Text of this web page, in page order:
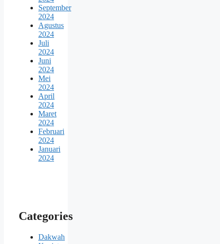
September
2024
Agustus
2024
Juli
2024
Juni
2024
Mei
2024
April
2024
Maret
2024
Februari
2024
Januari
2024
Categories
Dakwah